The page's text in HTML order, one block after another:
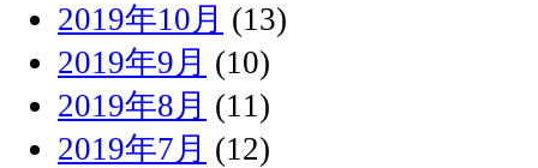
2019年10月 (13)
2019年9月 (10)
2019年8月 (11)
2019年7月 (12)